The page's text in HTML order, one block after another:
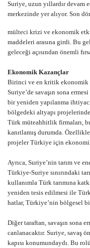
Suriye, uzun yıllardır devam
merkezinde yer alıyor. Son
mülteci krizi ve ekonomik
maddeleri arasına girdi. Bu
geleceği açısından önemli
Ekonomik Kazançlar
Birinci ve en kritik ekonomik
Suriye’de savaşın sona
bir yeniden yapılanma
bölgedeki altyapı
Türk müteahhitlik firmaları,
kanıtlamış durumda.
projeler Türkiye için
Ayrıca, Suriye’nin tarım ve
Türkiye-Suriye sınırındaki
kullanımla Türk tarımına
yeniden tesis edilmesi ile
hatlar, Türkiye’nin bölgesel
Diğer taraftan, savaşın sona
canlanacaktır. Suriye, savaş
kapısı konumundaydı. Bu